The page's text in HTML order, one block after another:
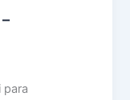
para